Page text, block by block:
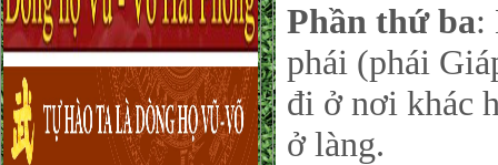
Phần thứ ba:
phái (phái
đi ở nơi khác
ở làng.